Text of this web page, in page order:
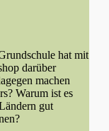
hat mit
darüber
machen
Warum ist es
gut